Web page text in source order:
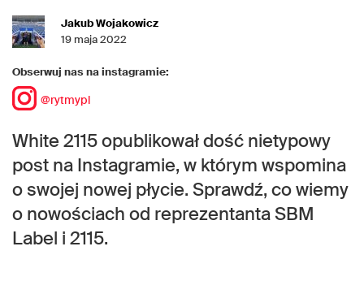
Jakub Wojakowicz
19 maja 2022
Obserwuj nas na instagramie:
@rytmypl
White 2115 opublikował dość nietypowy
post na Instagramie, w którym wspomina
o swojej nowej płycie. Sprawdź, co wiemy
o nowościach od reprezentanta SBM
Label i 2115.